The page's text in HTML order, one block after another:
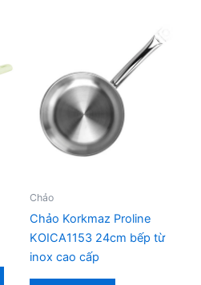
Chảo
Chảo Korkmaz Proline
KOICA1153 24cm bếp từ
inox cao cấp